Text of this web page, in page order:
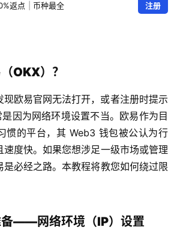
返点 币种最全 注册
OKX）？
现欧易官网无法打开，或者注册时提示
是因为网络环境设置不当。欧易作为目
惯的平台，其 Web3 钱包被公认为行
速度快。如果您想涉足一级市场或管理
必经之路。本教程将教您如何绕过限
备——网络环境（IP）设置